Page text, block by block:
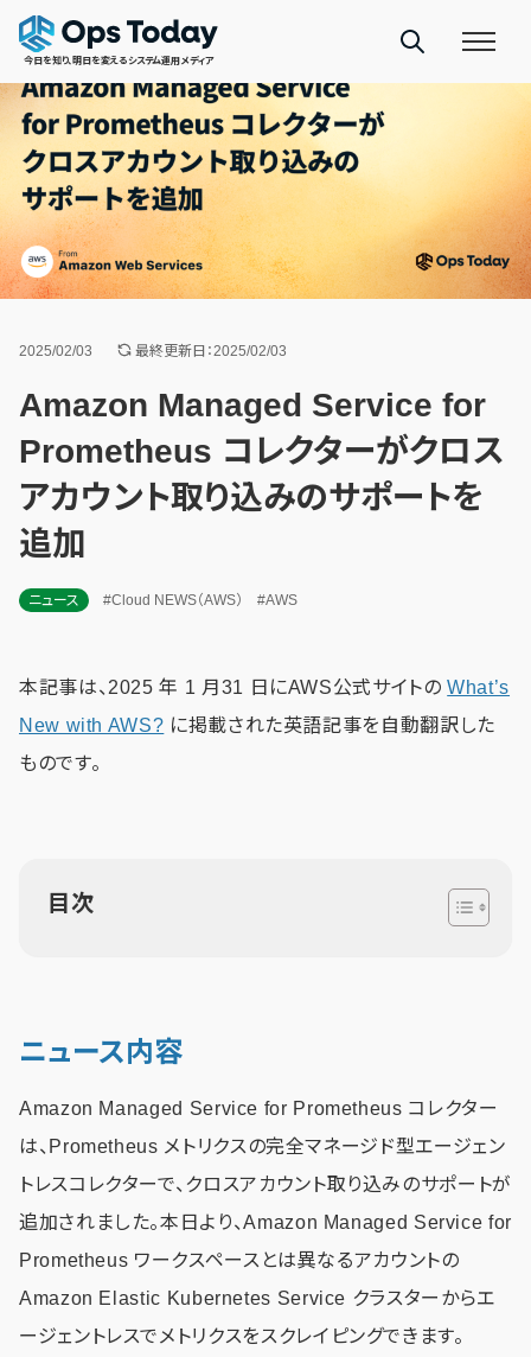
今日を知り、明日を変えるシステム運用メディア
2025/02/03 最終更新日：2025/02/03
Amazon Managed Service for
Prometheus コレクターがクロス
アカウント取り込みのサポートを
追加
ニュース #Cloud NEWS（AWS） #AWS
本記事は、2025 年 1 月31 日にAWS公式サイトのWhat’s
New with AWS? に掲載された英語記事を自動翻訳した
ものです。
目次
ニュース内容
Amazon Managed Service for Prometheus コレクター
は、Prometheus メトリクスの完全マネージド型エージェン
トレスコレクターで、クロスアカウント取り込みのサポートが
追加されました。本日より、Amazon Managed Service for
Prometheus ワークスペースとは異なるアカウントの
Amazon Elastic Kubernetes Service クラスターからエ
ージェントレスでメトリクスをスクレイピングできます。